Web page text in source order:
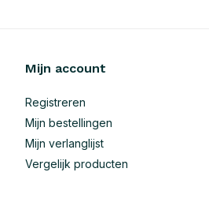
Mijn account
Registreren
Mijn bestellingen
Mijn verlanglijst
Vergelijk producten